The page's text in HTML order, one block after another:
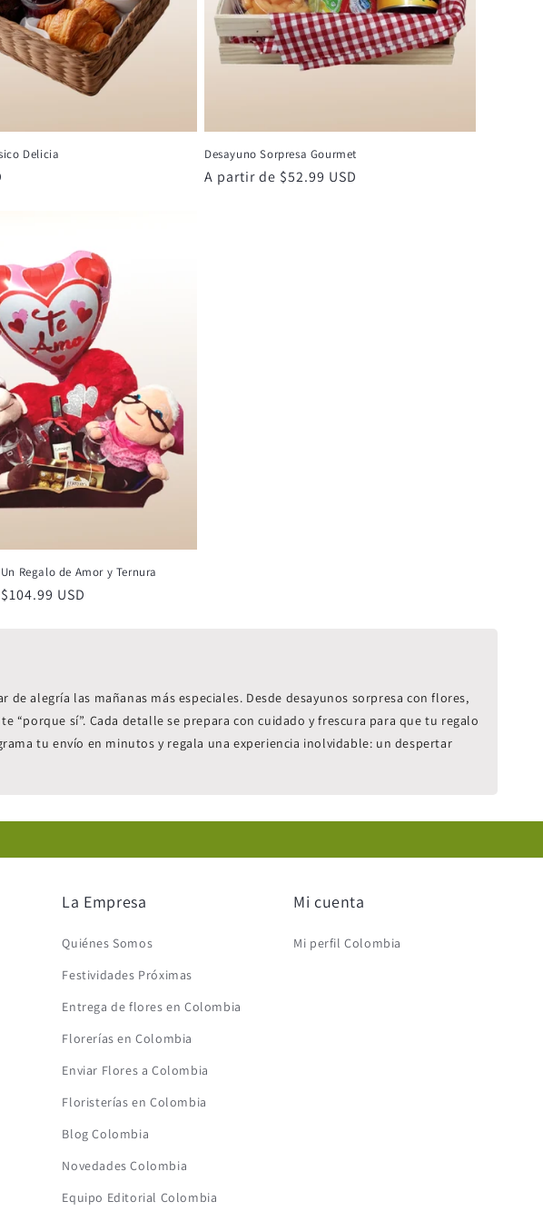
Delicia Desayuno Sorpresa Gourmet
Precio
A partir de $52.99 USD
Regalo de Amor y Ternura
USD
alegría las mañanas más especiales. Desde desayunos sorpresa con flores,
“porque sí”. Cada detalle se prepara con cuidado y frescura para que tu regalo
tu envío en minutos y regala una experiencia inolvidable: un despertar
La Empresa
Quiénes Somos
Festividades Próximas
Entrega de flores en Colombia
Florerías en Colombia
Enviar Flores a Colombia
Floristerías en Colombia
Blog Colombia
Novedades Colombia
Equipo Editorial Colombia
Mi cuenta
Mi perfil Colombia